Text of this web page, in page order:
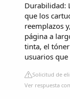
Durabilidad:
que los
reemplazos
página a
tinta, el
usuarios
Solicitud de
Ver respuesta